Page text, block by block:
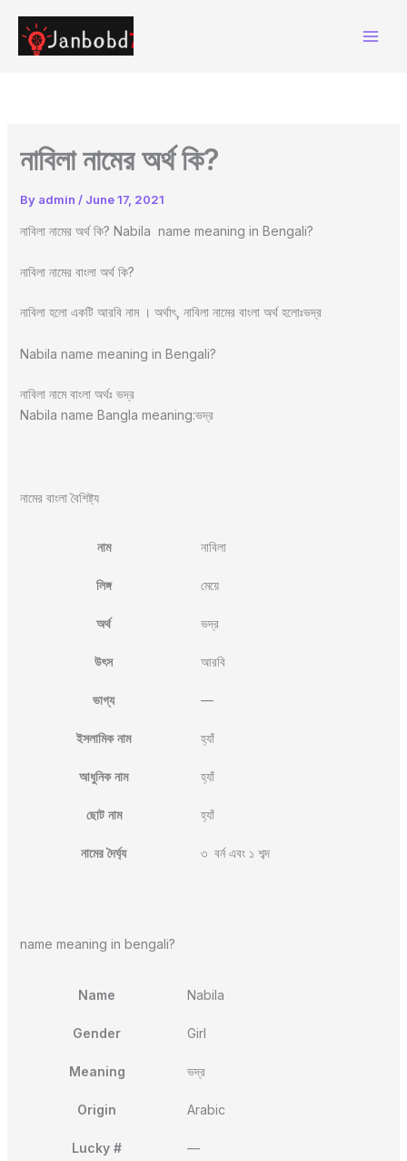
content
নাবিলা নামের অর্থ কি?
By admin / June 17, 2021
নাবিলা নামের অর্থ কি? Nabila name meaning in Bengali?
নাবিলা নামের বাংলা অর্থ কি?
নাবিলা হলো একটি আরবি নাম । অর্থাৎ, নাবিলা নামের বাংলা অর্থ হলোঃভদ্র
Nabila name meaning in Bengali?
নাবিলা নামে বাংলা অর্থঃ ভদ্র
Nabila name Bangla meaning:ভদ্র
নামের বাংলা বৈশিষ্ট্য
নাম নাবিলা
লিঙ্গ মেয়ে
অর্থ ভদ্র
উৎস আরবি
ভাগ্য —
ইসলামিক নাম হ্যাঁ
আধুনিক নাম হ্যাঁ
ছোট নাম হ্যাঁ
নামের দৈর্ঘ্য ৩ বর্ন এবং ১ শব্দ
name meaning in bengali?
Name Nabila
Gender Girl
Meaning ভদ্র
Origin Arabic
Lucky # —